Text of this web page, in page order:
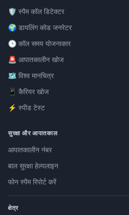
🛡️ स्पैम कॉल डिटेक्टर
🌍 डायलिंग कोड जनरेटर
🕒 कॉल समय योजनाकार
🚨 आपातकालीन खोज
🗺️ विश्व मानचित्र
📱 कैरियर खोज
⚡ स्पीड टेस्ट
सुरक्षा और आपातकाल
आपातकालीन नंबर
बाल सुरक्षा हेल्पलाइन
फोन स्पैम रिपोर्ट करें
क्षेत्र